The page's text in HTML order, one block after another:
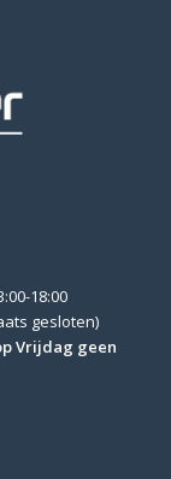
18:00
gesloten)
Vrijdag geen